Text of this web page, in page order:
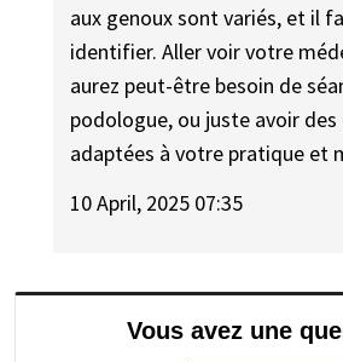
aux genoux sont variés, et il
identifier. Aller voir votre
aurez peut-être besoin de
podologue, ou juste avoir des
adaptées à votre pratique et
10 April, 2025 07:35
Vous avez une